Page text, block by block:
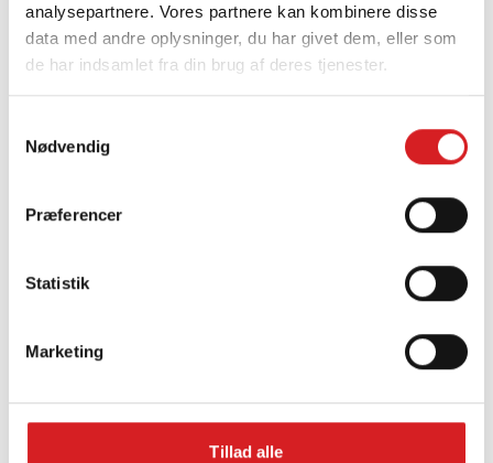
analysepartnere. Vores partnere kan kombinere disse
data med andre oplysninger, du har givet dem, eller som
de har indsamlet fra din brug af deres tjenester.
Nødvendig
Præferencer
Statistik
Marketing
Tillad alle
… hvor du får faste aftaler, tydelig planlægning
og en proces, der bliver fulgt til punkt og prikke.